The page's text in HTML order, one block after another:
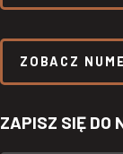
ZOBACZ
ZAPISZ SIĘ DO